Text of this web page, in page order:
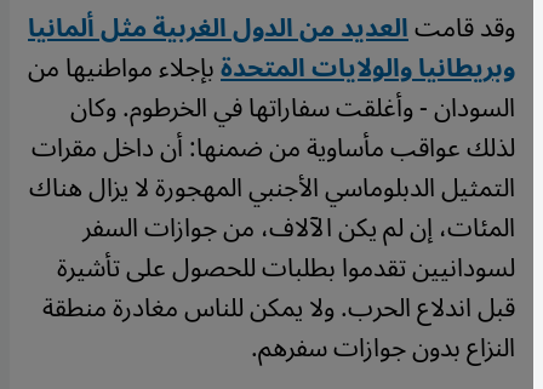
وقد قامتالعديد من الدول الغربية مثل ألمانيا
وبريطانيا والولايات المتحدةبإجلاء مواطنيها من
السودان - وأغلقت سفاراتها في الخرطوم. وكان
لذلك عواقب مأساوية من ضمنها: أن داخل مقرات
التمثيل الدبلوماسي الأجنبي المهجورة لا يزال هناك
المئات، إن لم يكن الآلاف، من جوازات السفر
لسودانيين تقدموا بطلبات للحصول على تأشيرة
قبل اندلاع الحرب. ولا يمكن للناس مغادرة منطقة
النزاع بدون جوازات سفرهم.